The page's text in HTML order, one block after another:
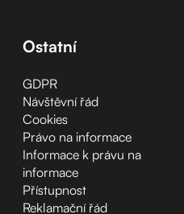
Ostatní
GDPR
Návštěvní řád
Cookies
Právo na informace
Informace k právu na
informace
Přístupnost
Reklamační řád